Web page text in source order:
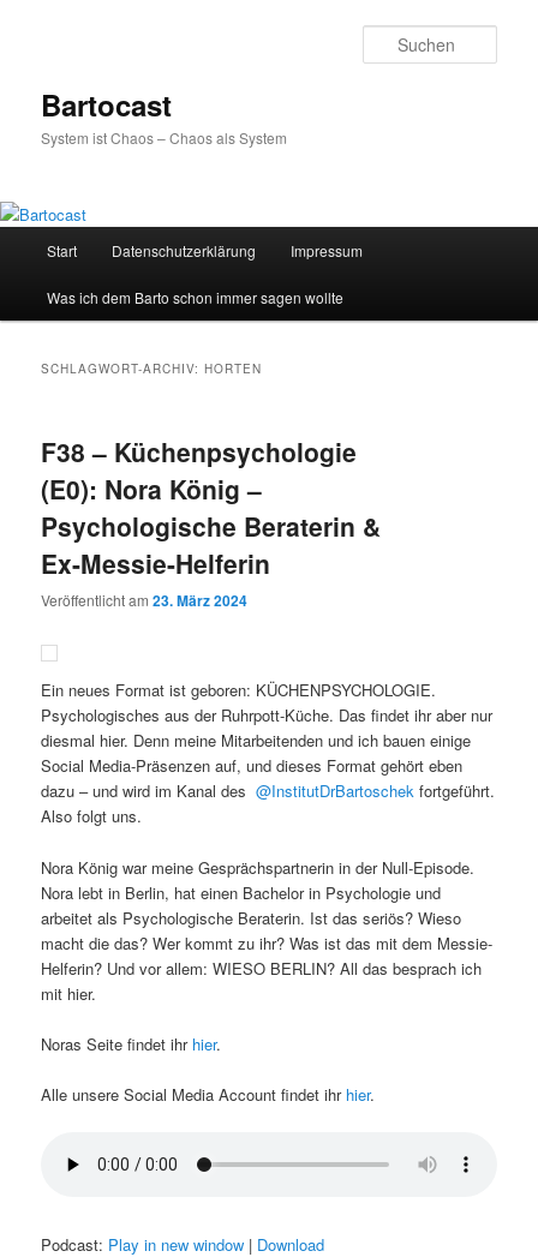
Bartocast
System ist Chaos – Chaos als System
Start Datenschutzerklärung Impressum
Was ich dem Barto schon immer sagen wollte
SCHLAGWORT-ARCHIV:HORTEN
F38 – Küchenpsychologie
(E0): Nora König –
Psychologische Beraterin &
Ex-Messie-Helferin
Veröffentlicht am23. März 2024
Ein neues Format ist geboren: KÜCHENPSYCHOLOGIE.
Psychologisches aus der Ruhrpott-Küche. Das findet ihr aber nur
diesmal hier. Denn meine Mitarbeitenden und ich bauen einige
Social Media-Präsenzen auf, und dieses Format gehört eben
dazu – und wird im Kanal des @InstitutDrBartoschek fortgeführt.
Also folgt uns.
Nora König war meine Gesprächspartnerin in der Null-Episode.
Nora lebt in Berlin, hat einen Bachelor in Psychologie und
arbeitet als Psychologische Beraterin. Ist das seriös? Wieso
macht die das? Wer kommt zu ihr? Was ist das mit dem Messie-
Helferin? Und vor allem: WIESO BERLIN? All das besprach ich
mit hier.
Noras Seite findet ihr hier.
Alle unsere Social Media Account findet ihr hier.
Podcast: Play in new window | Download